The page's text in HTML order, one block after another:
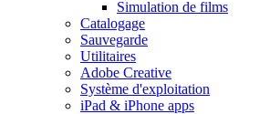
Simulation de films
Catalogage
Sauvegarde
Utilitaires
Adobe Creative
Système d'exploitation
iPad & iPhone apps